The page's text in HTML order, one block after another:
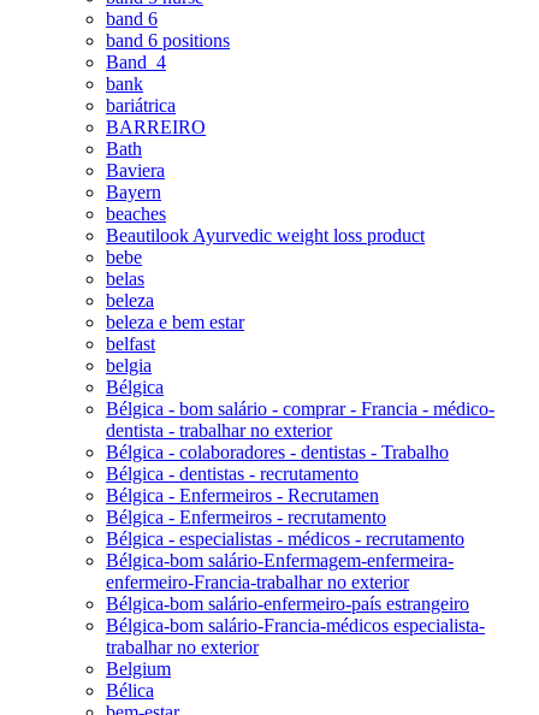
band 6
band 6 positions
Band_4
bank
bariátrica
BARREIRO
Bath
Baviera
Bayern
beaches
Beautilook Ayurvedic weight loss product
bebe
belas
beleza
beleza e bem estar
belfast
belgia
Bélgica
Bélgica - bom salário - comprar - Francia - médico-
dentista - trabalhar no exterior
Bélgica - colaboradores - dentistas - Trabalho
Bélgica - dentistas - recrutamento
Bélgica - Enfermeiros - Recrutamen
Bélgica - Enfermeiros - recrutamento
Bélgica - especialistas - médicos - recrutamento
Bélgica-bom salário-Enfermagem-enfermeira-
enfermeiro-Francia-trabalhar no exterior
Bélgica-bom salário-enfermeiro-país estrangeiro
Bélgica-bom salário-Francia-médicos especialista-
trabalhar no exterior
Belgium
Bélica